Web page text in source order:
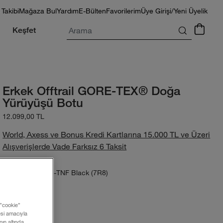
Mağaza BulYardımE-BültenFavorilerimÜye Girişi/Yeni Üyelik
Keşfet Arama
Erkek Offtrail GORE-TEX® Doğa
Yürüyüşü Botu
12.099,00 TL
World, Axess ve Bonus Kredi Kartlarına 15.000 TL ve Üzeri
Alışverişlerde Vade Farksız 6 Taksit
Sycamore-TNF Black (7R8)
Beden:
amacıyla
altında